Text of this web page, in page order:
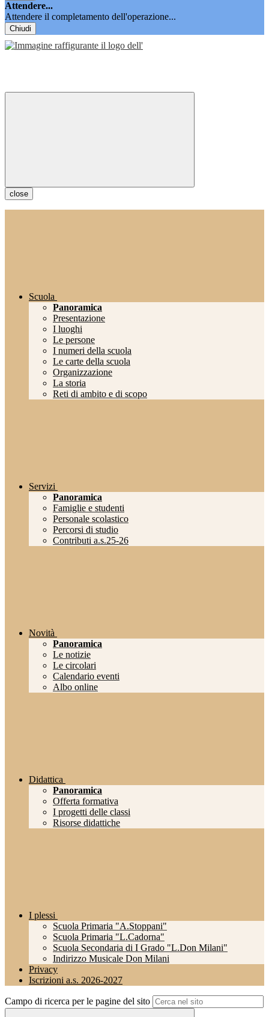
Attendere...
Attendere il completamento dell'operazione...
Chiudi
close
Scuola
Panoramica
Presentazione
I luoghi
Le persone
I numeri della scuola
Le carte della scuola
Organizzazione
La storia
Reti di ambito e di scopo
Servizi
Panoramica
Famiglie e studenti
Personale scolastico
Percorsi di studio
Contributi a.s.25-26
Novità
Panoramica
Le notizie
Le circolari
Calendario eventi
Albo online
Didattica
Panoramica
Offerta formativa
I progetti delle classi
Risorse didattiche
I plessi
Scuola Primaria "A.Stoppani"
Scuola Primaria "L.Cadorna"
Scuola Secondaria di I Grado "L.Don Milani"
Indirizzo Musicale Don Milani
Privacy
Iscrizioni a.s. 2026-2027
Campo di ricerca per le pagine del sito